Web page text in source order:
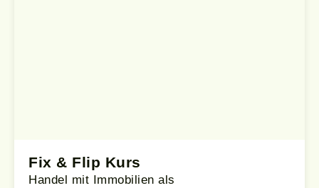
Fix & Flip Kurs
Handel mit Immobilien als